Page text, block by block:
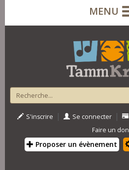
MENU
S'inscrire | Se connecter |
Faire un don
Proposer un évènement